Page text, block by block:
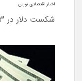
اخبار اقتصادی بورس
شکست دلار در ۳ مرز روانی